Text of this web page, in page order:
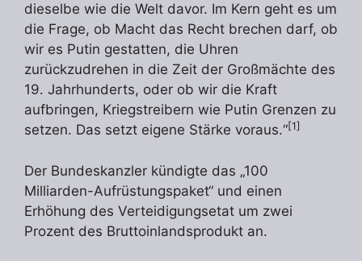
dieselbe wie die Welt davor. Im Kern geht es um
die Frage, ob Macht das Recht brechen darf, ob
wir es Putin gestatten, die Uhren
zurückzudrehen in die Zeit der Großmächte des
19. Jahrhunderts, oder ob wir die Kraft
aufbringen, Kriegstreibern wie Putin Grenzen zu
setzen. Das setzt eigene Stärke voraus.“[1]
Der Bundeskanzler kündigte das „100
Milliarden-Aufrüstungspaket“ und einen
Erhöhung des Verteidigungsetat um zwei
Prozent des Bruttoinlandsprodukt an.